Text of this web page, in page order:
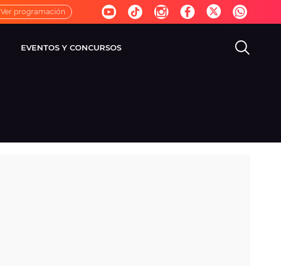
Ver programación
EVENTOS Y CONCURSOS